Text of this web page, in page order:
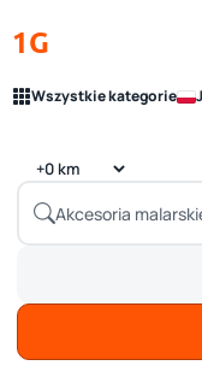
1G
Wszystkie kategorie